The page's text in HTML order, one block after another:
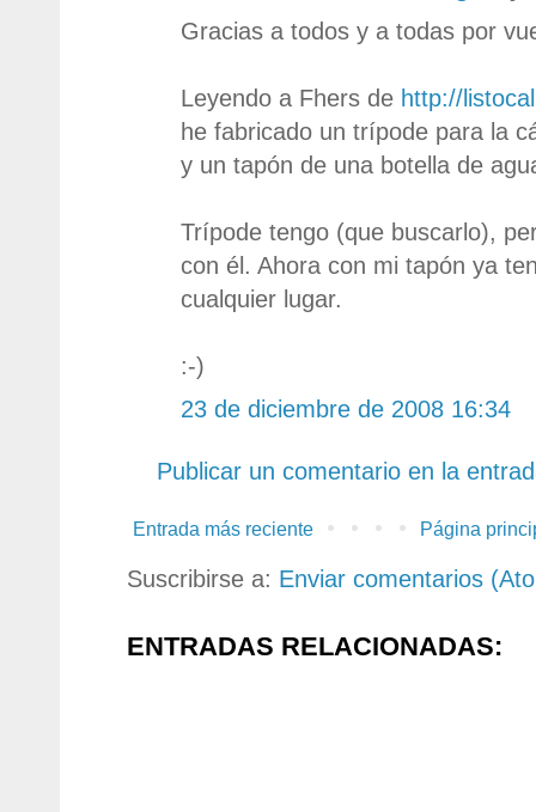
Gracias a todos y a todas por
Leyendo a Fhers de http://
he fabricado un trípode para la
y un tapón de una botella de
Trípode tengo (que buscarlo),
con él. Ahora con mi tapón ya
cualquier lugar.
:-)
23 de diciembre de 2008 16:34
Publicar un comentario en la
Entrada más reciente Página
Suscribirse a: Enviar comentarios
ENTRADAS RELACIONADAS: